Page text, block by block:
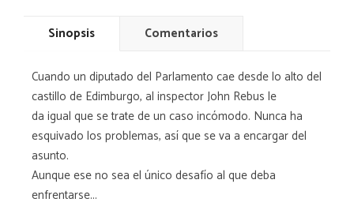
Sinopsis Comentarios
Cuando un diputado del Parlamento cae desde lo alto del
castillo de Edimburgo, al inspector John Rebus le
da igual que se trate de un caso incómodo. Nunca ha
esquivado los problemas, así que se va a encargar del
asunto.
Aunque ese no sea el único desafío al que deba
enfrentarse...